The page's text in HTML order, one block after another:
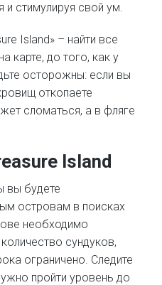
и стимулируя свой ум.
Island» – найти все
карте, до того, как у
осторожны: если вы
откопаете
сломаться, а в фляге
Island
вы будете
островам в поисках
необходимо
сундуков,
ограничено. Следите
пройти уровень до